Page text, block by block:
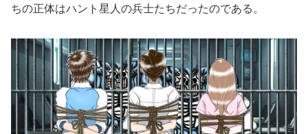
ちの正体はハント星人の兵士たちだったのである。